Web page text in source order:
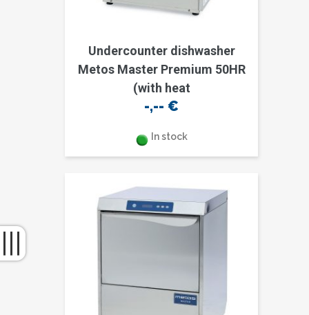
Undercounter dishwasher
Metos Master Premium 50HR
(with heat
-,-- €
In stock